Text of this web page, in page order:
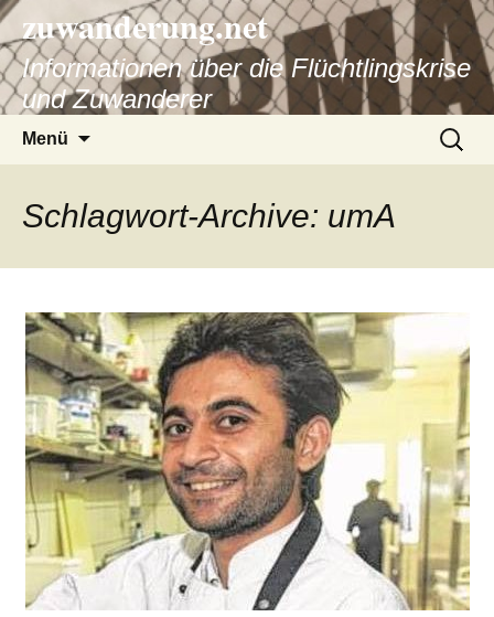
zuwanderung.net
Informationen über die Flüchtlingskrise
und Zuwanderer
Menü
Suche
nach:
Schlagwort-Archive: umA